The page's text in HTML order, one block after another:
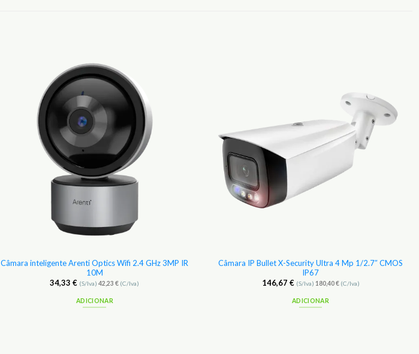
Câmara inteligente Arenti Optics Wifi 2.4 GHz 3MP IR
10M
34,33€ (S/Iva)42,23€ (C/Iva)
ADICIONAR
Câmara IP Bullet X-Security Ultra 4 Mp 1/2.7″ CMOS
IP67
146,67 € (S/Iva) 180,40€(C/Iva)
ADICIONAR